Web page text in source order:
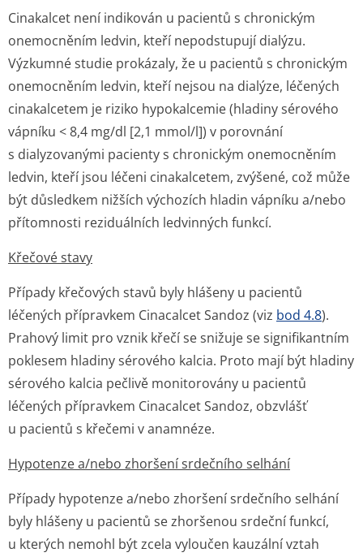
Cinakalcet není indikován u pacientů s chronickým
onemocněním ledvin, kteří nepodstupují dialýzu.
Výzkumné studie prokázaly, že u pacientů s chronickým
onemocněním ledvin, kteří nejsou na dialýze, léčených
cinakalcetem je riziko hypokalcemie (hladiny sérového
vápníku < 8,4 mg/dl [2,1 mmol/l]) v porovnání
s dialyzovanými pacienty s chronickým onemocněním
ledvin, kteří jsou léčeni cinakalcetem, zvýšené, což může
být důsledkem nižších výchozích hladin vápníku a/nebo
přítomnosti reziduálních ledvinných funkcí.
Křečové stavy
Případy křečových stavů byly hlášeny u pacientů
léčených přípravkem Cinacalcet Sandoz (viz bod 4.8).
Prahový limit pro vznik křečí se snižuje se signifikantním
poklesem hladiny sérového kalcia. Proto mají být hladiny
sérového kalcia pečlivě monitorovány u pacientů
léčených přípravkem Cinacalcet Sandoz, obzvlášť
u pacientů s křečemi v anamnéze.
Hypotenze a/nebo zhoršení srdečního selhání
Případy hypotenze a/nebo zhoršení srdečního selhání
byly hlášeny u pacientů se zhoršenou srdeční funkcí,
u kterých nemohl být zcela vyloučen kauzální vztah